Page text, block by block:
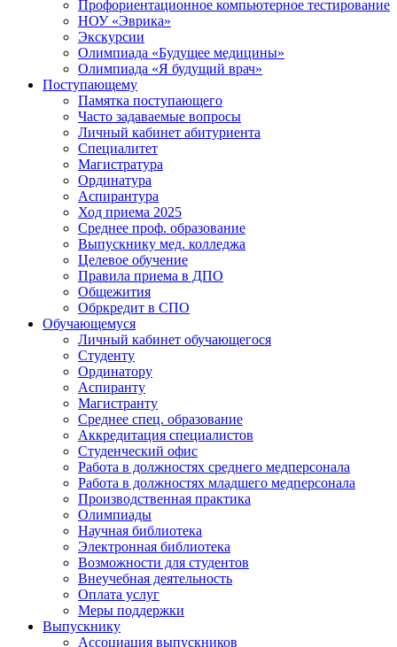
Профориентационное компьютерное тестирование
НОУ «Эврика»
Экскурсии
Олимпиада «Будущее медицины»
Олимпиада «Я будущий врач»
Поступающему
Памятка поступающего
Часто задаваемые вопросы
Личный кабинет абитуриента
Специалитет
Магистратура
Ординатура
Аспирантура
Ход приема 2025
Среднее проф. образование
Выпускнику мед. колледжа
Целевое обучение
Правила приема в ДПО
Общежития
Обркредит в СПО
Обучающемуся
Личный кабинет обучающегося
Студенту
Ординатору
Аспиранту
Магистранту
Среднее спец. образование
Аккредитация специалистов
Студенческий офис
Работа в должностях среднего медперсонала
Работа в должностях младшего медперсонала
Производственная практика
Олимпиады
Научная библиотека
Электронная библиотека
Возможности для студентов
Внеучебная деятельность
Оплата услуг
Меры поддержки
Выпускнику
Ассоциация выпускников